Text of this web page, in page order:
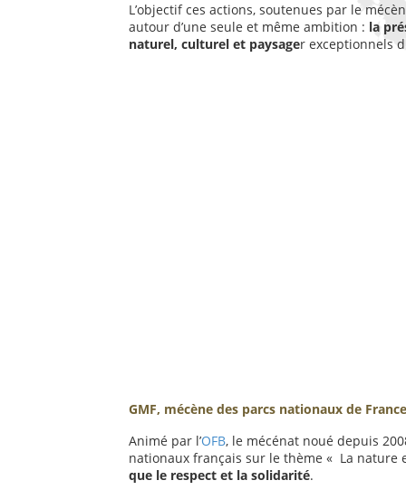
L’objectif ces actions, soutenues par le
autour d’une seule et même ambition : la
naturel, culturel et paysager exceptionnels
GMF, mécène des parcs nationaux de France
Animé par l’OFB, le mécénat noué depuis
nationaux français sur le thème « La nature
que le respect et la solidarité.